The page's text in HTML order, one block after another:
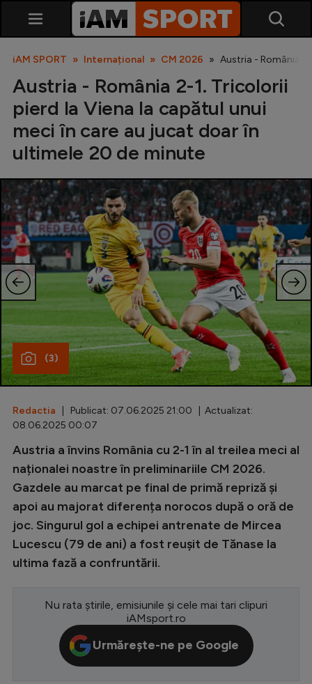
SuperLiga
Liga 2
Cupa României
Echipa Națională
U21
Fotbal feminin
Special
Diverse
Inedit
Clasamente
Champions League
Europa League
Conference League
CM 2026
Serie A
Bundesliga
iAM SPORT Internațional CM 2026 Austria - România
Austria - România 2-1. Tricolorii
pierd la Viena la capătul unui
meci în care au jucat doar în
ultimele 20 de minute
(3)
Redactia | Publicat: 07.06.2025 21:00 | Actualizat:
08.06.2025 00:07
Austria a învins România cu 2-1 în al treilea meci al
naționalei noastre în preliminariile CM 2026.
Gazdele au marcat pe final de primă repriză și
apoi au majorat diferența norocos după o oră de
joc. Singurul gol a echipei antrenate de Mircea
Lucescu (79 de ani) a fost reușit de Tănase la
ultima fază a confruntării.
Nu rata știrile, emisiunile și cele mai tari clipuri
iAMsport.ro
Urmărește-ne pe Google